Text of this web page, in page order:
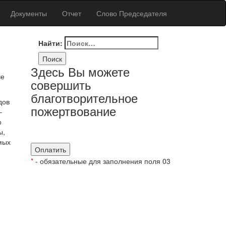
Документы Отчет Слово Председателя
Найти:
Здесь Вы можете
совершить
благотворительное
пожертвование
* - обязательные для заполнения поля 03